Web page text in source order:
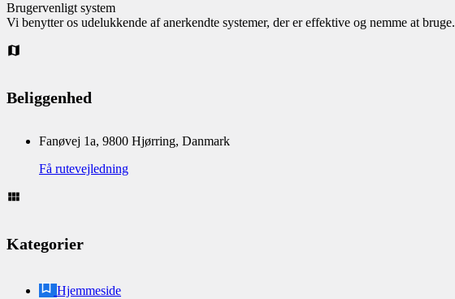
Brugervenligt system
Vi benytter os udelukkende af anerkendte systemer, der er effektive og nemme at bruge.
Beliggenhed
Fanøvej 1a, 9800 Hjørring, Danmark
Få rutevejledning
Kategorier
Hjemmeside